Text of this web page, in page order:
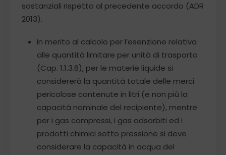
sostanziali rispetto al precedente accordo (ADR
2013).
In merito al calcolo per l’esenzione relativa
alle quantità limitare per unità di trasporto
(Cap. 1.1.3.6), per le materie liquide si
considererà la quantità totale delle merci
pericolose contenute in litri (e non più la
capacità nominale del recipiente), mentre
per i gas compressi, i gas adsorbiti ed i
prodotti chimici sotto pressione si deve
considerare la capacità in acqua del